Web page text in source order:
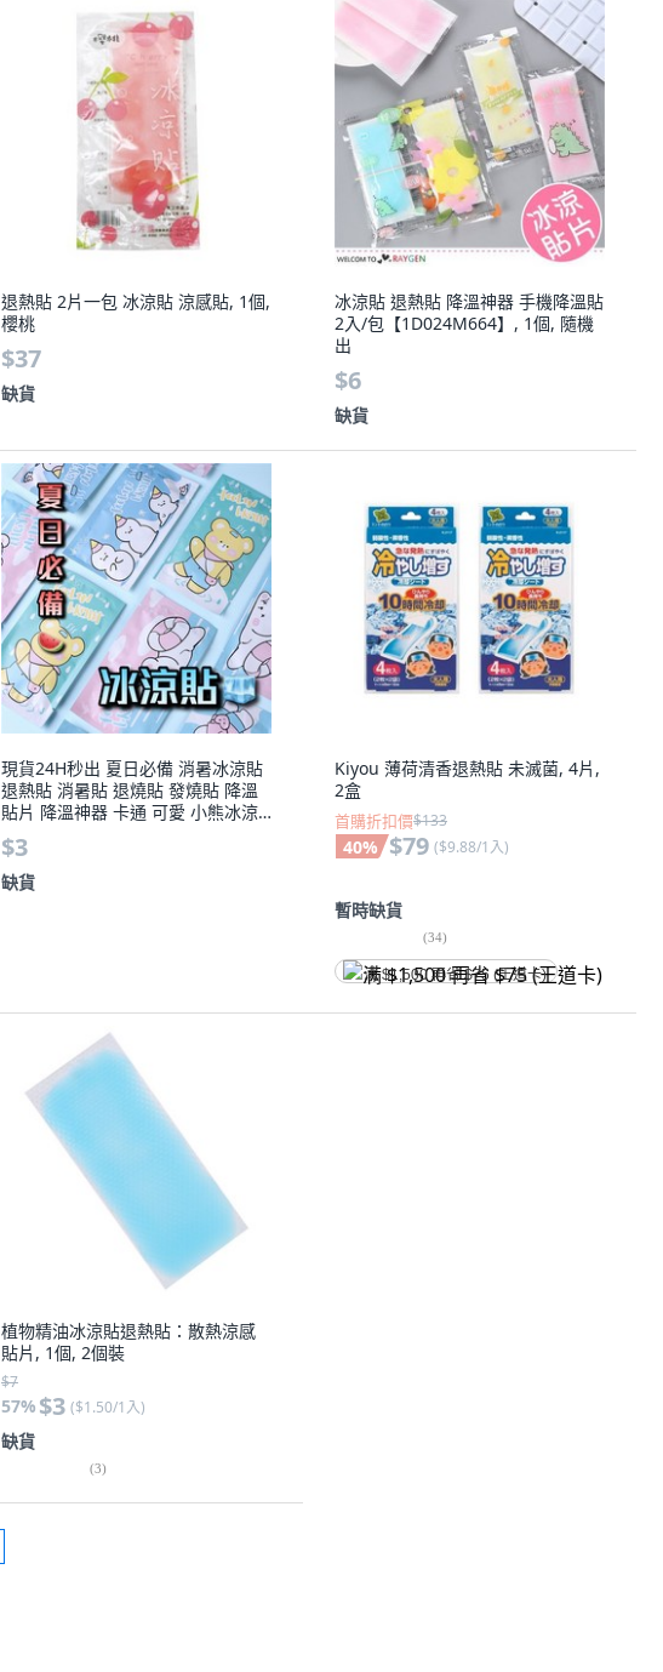
退熱貼 2片一包 冰涼貼 涼感貼, 1個,
櫻桃
$37
缺貨
冰涼貼 退熱貼 降溫神器 手機降溫貼
2入/包【1D024M664】, 1個, 隨機
出
$6
缺貨
現貨24H秒出 夏日必備 消暑冰涼貼
退熱貼 消暑貼 退燒貼 發燒貼 降溫
貼片 降溫神器 卡通 可愛 小熊冰涼
貼{F, 1個, (一包兩入)隨機圖案出貨
$3
缺貨
Kiyou 薄荷清香退熱貼 未滅菌, 4片,
2盒
首購折扣價$133
40% $79 ($9.88/1入)
暫時缺貨
(34)
满 $1,500 再省 $75 (王道卡)
植物精油冰涼貼退熱貼：散熱涼感
貼片, 1個, 2個裝
$7
57% $3 ($1.50/1入)
缺貨
(3)